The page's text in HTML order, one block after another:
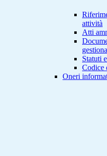
attività
Atti
Statuti
Codice
Oneri